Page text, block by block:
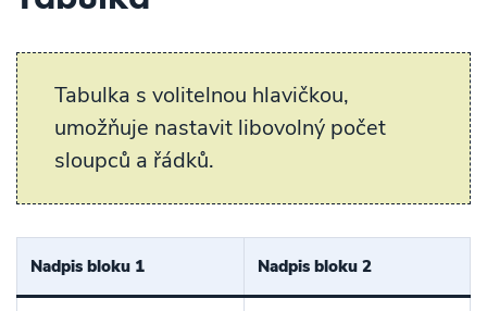
Tabulka s volitelnou hlavičkou,
umožňuje nastavit libovolný počet
sloupců a řádků.
Nadpis bloku 1 Nadpis bloku 2